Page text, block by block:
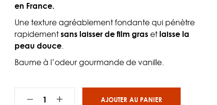
en France.
Une texture agréablement fondante qui pénètre
rapidement sans laisser de film gras et laisse la
peau douce
Baume à l’odeur gourmande de vanille.
AJOUTER AU PANIER